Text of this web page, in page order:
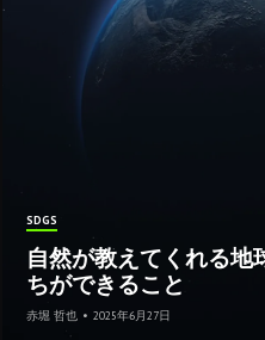
SDGS
自然が教えてくれる地
ちができること
赤堀 哲也 • 2025年6月27日